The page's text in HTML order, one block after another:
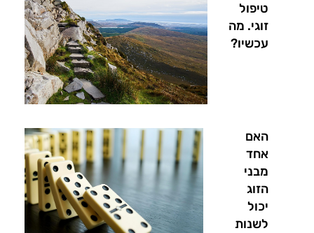
טיפול
זוגי. מה
עכשיו?
האם
אחד
מבני
הזוג
יכול
לשנות